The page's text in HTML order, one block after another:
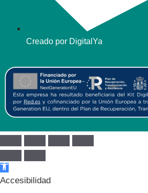
Creado por DigitalYa
Abrir barra de herramientas
Accesibilidad